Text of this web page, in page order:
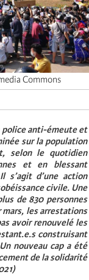
Commons
police anti-émeute et
sur la population
selon le quotidien
et en blessant
s’agit d’une action
civile. Une
de 830 personnes
mars, les arrestations
avoir renouvelé les
construisant
nouveau cap a été
de la solidarité